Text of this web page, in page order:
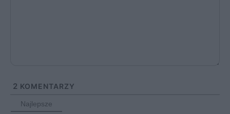
2 KOMENTARZY
Najlepsze